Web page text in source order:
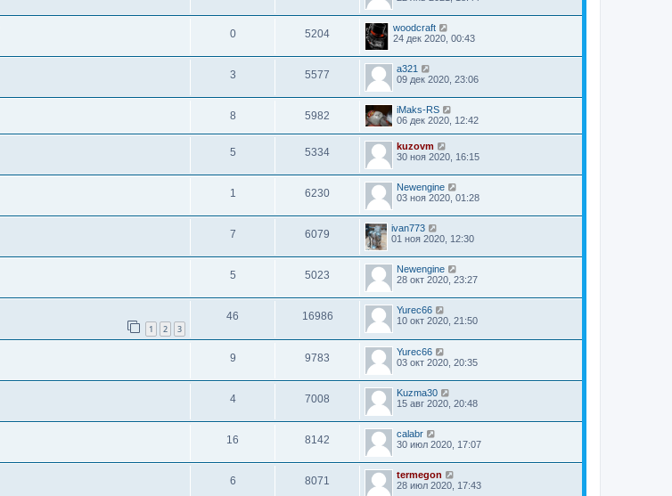
0 5204
woodcraft
24 дек 2020, 00:43
3 5577
a321
09 дек 2020, 23:06
8 5982
iMaks-RS
06 дек 2020, 12:42
5 5334
kuzovm
30 ноя 2020, 16:15
1 6230
Newengine
03 ноя 2020, 01:28
7 6079
ivan773
01 ноя 2020, 12:30
5 5023
Newengine
28 окт 2020, 23:27
1 2 3
46 16986
Yurec66
10 окт 2020, 21:50
9 9783
Yurec66
03 окт 2020, 20:35
4 7008
Kuzma30
15 авг 2020, 20:48
16 8142
calabr
30 июл 2020, 17:07
6 8071
termegon
28 июл 2020, 17:43